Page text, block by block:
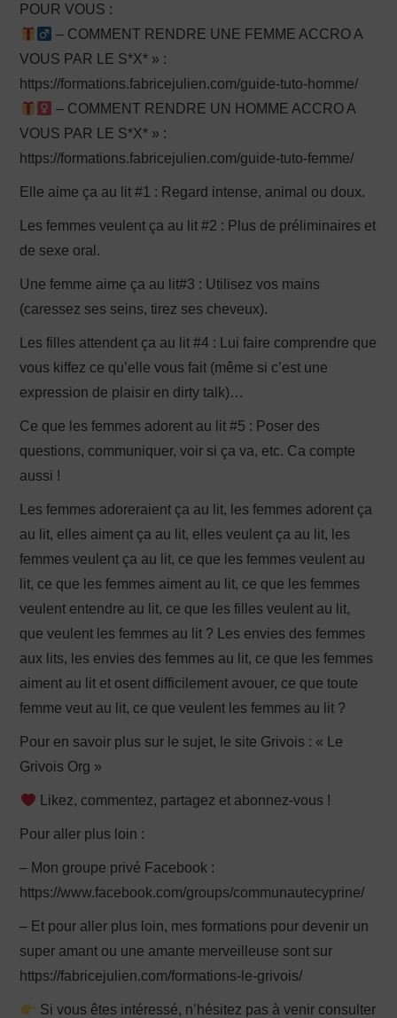
POUR VOUS :
– COMMENT RENDRE UNE FEMME ACCRO A
VOUS PAR LE S*X* » :
https://formations.fabricejulien.com/guide-tuto-homme/
– COMMENT RENDRE UN HOMME ACCRO A
VOUS PAR LE S*X* » :
https://formations.fabricejulien.com/guide-tuto-femme/
Elle aime ça au lit #1 : Regard intense, animal ou doux.
Les femmes veulent ça au lit #2 : Plus de préliminaires et
de sexe oral.
Une femme aime ça au lit#3 : Utilisez vos mains
(caressez ses seins, tirez ses cheveux).
Les filles attendent ça au lit #4 : Lui faire comprendre que
vous kiffez ce qu’elle vous fait (même si c’est une
expression de plaisir en dirty talk)…
Ce que les femmes adorent au lit #5 : Poser des
questions, communiquer, voir si ça va, etc. Ca compte
aussi !
Les femmes adoreraient ça au lit, les femmes adorent ça
au lit, elles aiment ça au lit, elles veulent ça au lit, les
femmes veulent ça au lit, ce que les femmes veulent au
lit, ce que les femmes aiment au lit, ce que les femmes
veulent entendre au lit, ce que les filles veulent au lit,
que veulent les femmes au lit ? Les envies des femmes
aux lits, les envies des femmes au lit, ce que les femmes
aiment au lit et osent difficilement avouer, ce que toute
femme veut au lit, ce que veulent les femmes au lit ?
Pour en savoir plus sur le sujet, le site Grivois : « Le
Grivois Org »
Likez, commentez, partagez et abonnez-vous !
Pour aller plus loin :
– Mon groupe privé Facebook :
https://www.facebook.com/groups/communautecyprine/
– Et pour aller plus loin, mes formations pour devenir un
super amant ou une amante merveilleuse sont sur
https://fabricejulien.com/formations-le-grivois/
Si vous êtes intéressé, n’hésitez pas à venir consulter